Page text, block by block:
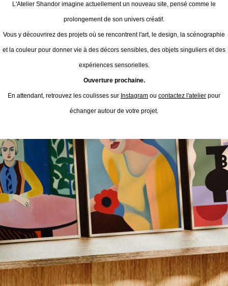
L'Atelier Shandor imagine actuellement un nouveau site, pensé comme le
prolongement de son univers créatif.
Vous y découvrirez des projets où se rencontrent l'art, le design, la scénographie
et la couleur pour donner vie à des décors sensibles, des objets singuliers et des
expériences sensorielles.
Ouverture prochaine.
En attendant, retrouvez les coulisses sur Instagram ou contactez l'atelier pour
échanger autour de votre projet.